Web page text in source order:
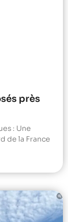
près
: Une
de la France